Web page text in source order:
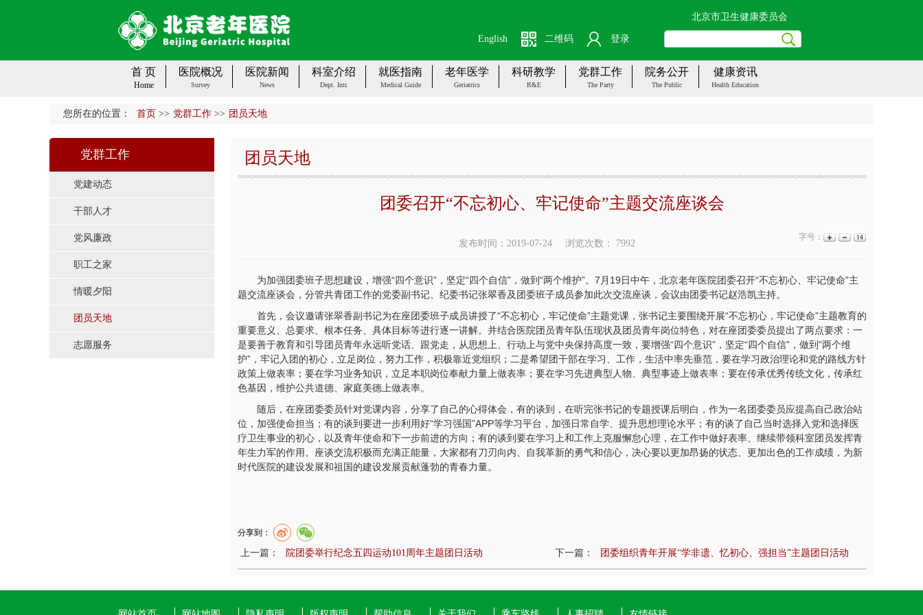
北京市卫生健康委员会
二维码 登录
English
首 页
Home
医院概况
Survey
医院新闻
News
科室介绍
Dept. Intr.
就医指南
Medical Guide
老年医学
Geriatrics
科研教学
R&E
党群工作
The Party
院务公开
The Public
健康资讯
Health Education
您所在的位置： 首页 >> 党群工作 >> 团员天地
党群工作
党建动态
干部人才
党风廉政
职工之家
情暖夕阳
团员天地
志愿服务
团员天地
团委召开“不忘初心、牢记使命”主题交流座谈会
发布时间：2019-07-24 浏览次数： 7992
字号：
为加强团委班子思想建设，增强“四个意识”，坚定“四个自信”，做到“两个维护”。7月19日中午，北京老年医院团委召开“不忘初心、牢记使命”主
题交流座谈会，分管共青团工作的党委副书记、纪委书记张翠香及团委班子成员参加此次交流座谈，会议由团委书记赵浩凯主持。
首先，会议邀请张翠香副书记为在座团委班子成员讲授了“不忘初心，牢记使命”主题党课，张书记主要围绕开展“不忘初心，牢记使命”主题教育的
重要意义、总要求、根本任务、具体目标等进行逐一讲解。并结合医院团员青年队伍现状及团员青年岗位特色，对在座团委委员提出了两点要求：一
是要善于教育和引导团员青年永远听党话、跟党走，从思想上、行动上与党中央保持高度一致，要增强“四个意识”，坚定“四个自信”，做到“两个维
护”，牢记入团的初心，立足岗位，努力工作，积极靠近党组织；二是希望团干部在学习、工作，生活中率先垂范，要在学习政治理论和党的路线方针
政策上做表率；要在学习业务知识，立足本职岗位奉献力量上做表率；要在学习先进典型人物、典型事迹上做表率；要在传承优秀传统文化，传承红
色基因，维护公共道德、家庭美德上做表率。
随后，在座团委委员针对党课内容，分享了自己的心得体会，有的谈到，在听完张书记的专题授课后明白，作为一名团委委员应提高自己政治站
位，加强使命担当；有的谈到要进一步利用好“学习强国”APP等学习平台，加强日常自学、提升思想理论水平；有的谈了自己当时选择入党和选择医
疗卫生事业的初心，以及青年使命和下一步前进的方向；有的谈到要在学习上和工作上克服懈怠心理，在工作中做好表率、继续带领科室团员发挥青
年生力军的作用。座谈交流积极而充满正能量，大家都有刀刃向内、自我革新的勇气和信心，决心要以更加昂扬的状态、更加出色的工作成绩，为新
时代医院的建设发展和祖国的建设发展贡献蓬勃的青春力量。
分享到：
上一篇： 院团委举行纪念五四运动101周年主题团日活动 下一篇： 团委组织青年开展“学非遗、忆初心、强担当”主题团日活动